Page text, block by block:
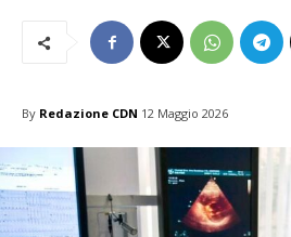
By Redazione CDN 12 Maggio 2026